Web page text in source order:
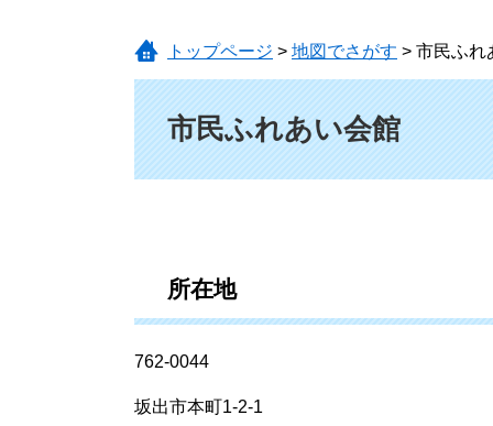
トップページ > 地図でさがす > 市民ふれ
市民ふれあい会館
所在地
762-0044
坂出市本町1-2-1